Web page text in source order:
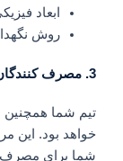
ابعاد
روش
3. مصرف کنندگان هدف را شناسایی کنید
تیم شما
خواهد بود. این
شما برای مصرف